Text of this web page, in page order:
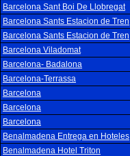
Barcelona Sant Boi De Llobregat
Barcelona Sants Estacion de Tren
Barcelona Sants Estacion de Tren
Barcelona Viladomat
Barcelona- Badalona
Barcelona-Terrassa
Barcelona
Barcelona
Barcelona
Benalmadena Entrega en Hoteles
Benalmadena Hotel Triton